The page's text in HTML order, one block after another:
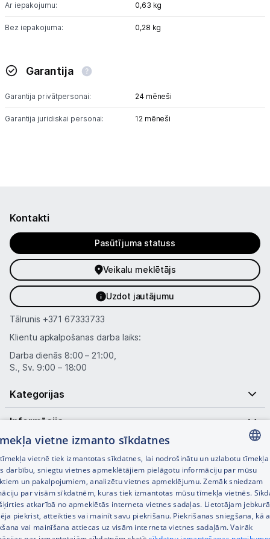
Ar iepakojumu: 0,63 kg
Bez iepakojuma: 0,28 kg
Garantija
Garantija privātpersonai: 24 mēneši
Garantija juridiskai personai: 12 mēneši
Kontakti
Pasūtījuma statuss
Veikalu meklētājs
Uzdot jautājumu
Tālrunis +371 67333733
Klientu apkalpošanas darba laiks:
Darba dienās 8:00 – 21:00,
S., Sv. 9:00 – 18:00
Kategorijas
Informācija
Noderīgas saites
LATVIAN
RUSSIAN
ENGLISH
vietne izmanto sīkdatnes
vietnē tiek izmantotas sīkdatnes, lai nodrošinātu un uzlabotu tīmekļa
darbību, sniegtu vietnes apmeklētājiem pielāgotu informāciju par mūsu
un pakalpojumiem, analizētu vietnes apmeklējumu. Zemāk sniedzam
par visām sīkdatnēm, kuras tiek izmantotas mūsu tīmekļa vietnēs.
atkarībā no apmeklētās interneta vietnes sadaļas. Lietotājam
piekrist, atteikties vai mainīt savu piekrišanu. Piekrišanas sniegšana, kā
vai mainīšana attiecas uz visām interneta vietnes sadaļām. Vairāk